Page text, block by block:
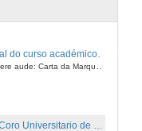
Lección Inaugural do curso académico 2009/10